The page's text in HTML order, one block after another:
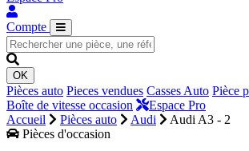
Compte
OK
Pièces auto Pieces vendues Casses Auto Pièce
Boîte de vitesse occasion
Espace Pro
Accueil
Pièces auto Audi
Audi A3 - 2
Pièces d'occasion